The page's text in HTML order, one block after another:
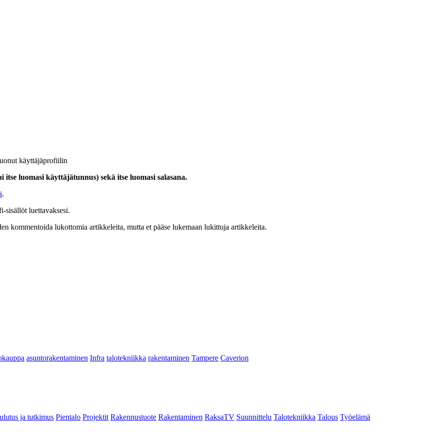
käyttäjäprofiilin
luomasi käyttäjätunnus) sekä itse luomasi salasana.
.
sisällöt luettavaksesi.
kommentoida lukottomia artikkeleita, mutta et pääse lukemaan lukittuja artikkeleita.
asuntorakentaminen Infra talotekniikka rakentaminen Tampere Caverion
ja tutkimus Pientalo Projektit Rakennustuote Rakentaminen RaksaTV Suunnittelu Talotekniikka Talous Työelämä